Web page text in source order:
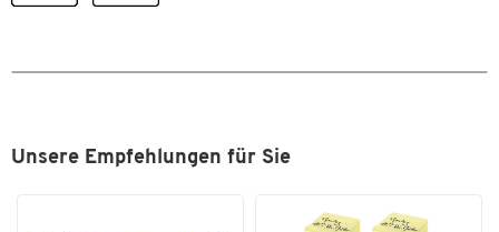
Stärke Arbeitsplatte [mm]
Unsere Empfehlungen für Sie